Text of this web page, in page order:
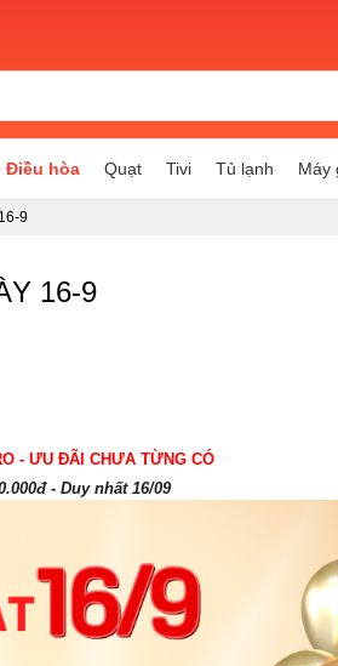
Điều hòa Quạt Tivi Tủ lạnh Máy
9
16-9
- ƯU ĐÃI CHƯA TỪNG CÓ
- Duy nhất 16/09